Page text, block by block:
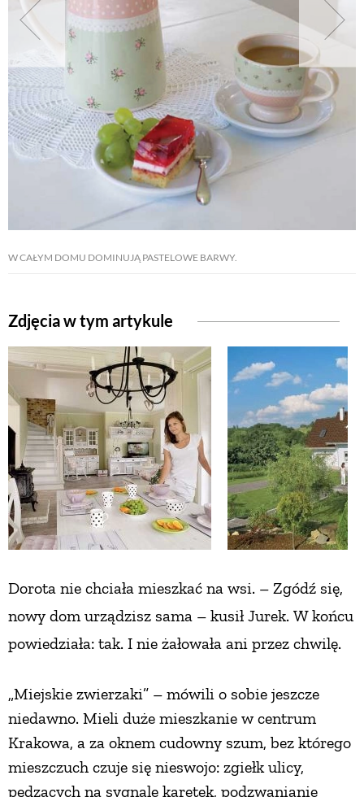
W CAŁYM DOMU DOMINUJĄ PASTELOWE BARWY.
Zdjęcia w tym artykule
Dorota nie chciała mieszkać na wsi. – Zgódź się,
nowy dom urządzisz sama – kusił Jurek. W końcu
powiedziała: tak. I nie żałowała ani przez chwilę.
„Miejskie zwierzaki” – mówili o sobie jeszcze
niedawno. Mieli duże mieszkanie w centrum
Krakowa, a za oknem cudowny szum, bez którego
mieszczuch czuje się nieswojo: zgiełk ulicy,
pędzących na sygnale karetek, podzwanianie
NATURALNIE
URODA
NATURALNA APTECZKA
DLA DOMU
ZWIERZĘTA DOMOWE
ZWIERZĘTA W NATURZE
GRZYBY
KRAJOBRAZ
RZEMIOSŁO
ZRÓB TO SAM
PRZEPISY